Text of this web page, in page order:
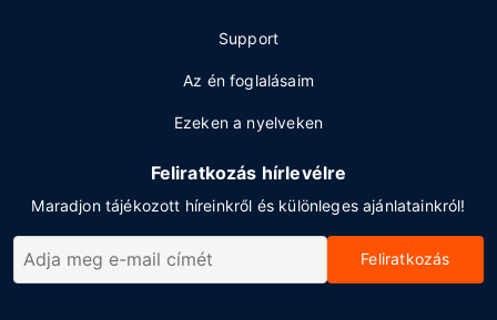
Support
Az én foglalásaim
Ezeken a nyelveken
Feliratkozás hírlevélre
Maradjon tájékozott híreinkről és különleges ajánlatainkról!
Feliratkozás